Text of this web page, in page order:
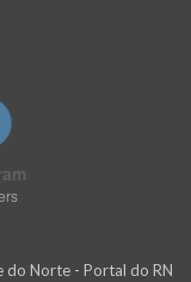
do Norte - Portal do RN